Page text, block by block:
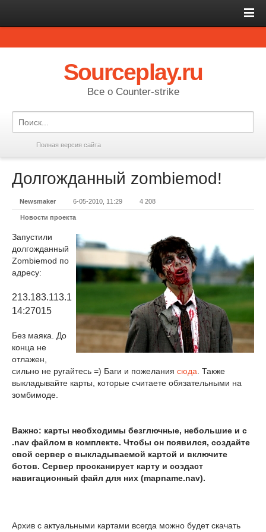
Sourceplay.ru
Все о Counter-strike
Полная версия сайта
Долгожданный zombiemod!
Newsmaker 6-05-2010, 11:29 4 208
Новости проекта
Запустили
долгожданный
Zombiemod по
адресу:
213.183.113.1
14:27015
Без маяка. До
конца не
отлажен,
сильно не ругайтесь =) Баги и пожелания сюда . Также
выкладывайте карты, которые считаете обязательными на
зомбимоде.
Важно: карты необходимы безглючные, небольшие и с
.nav файлом в комплекте. Чтобы он появился, создайте
свой сервер с выкладываемой картой и включите
ботов. Сервер просканирует карту и создаст
навигационный файл для них (mapname.nav).
Архив с актуальными картами всегда можно будет скачать